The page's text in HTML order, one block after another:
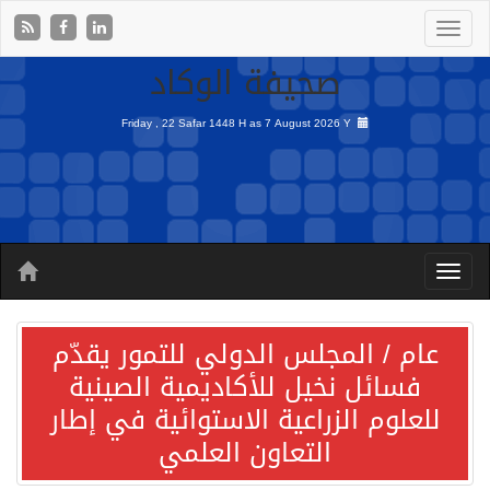
صحيفة الوكاد
Friday , 22 Safar 1448 H as7 August 2026 Y
عام / المجلس الدولي للتمور يقدّم
فسائل نخيل للأكاديمية الصينية
للعلوم الزراعية الاستوائية في إطار
التعاون العلمي